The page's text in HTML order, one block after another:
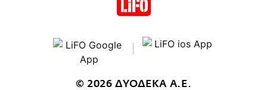
© 2026 ΔΥΟΔΕΚΑ Α.Ε.